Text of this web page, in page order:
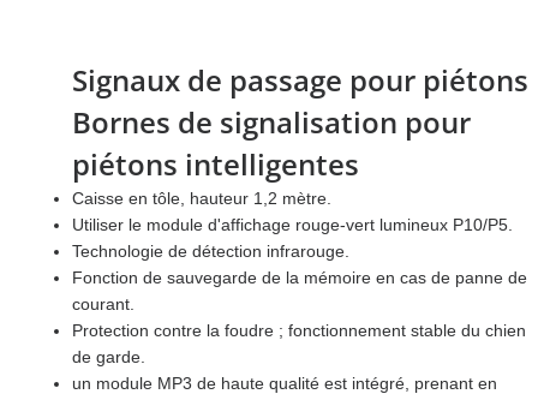
Signaux de passage pour piétons
Bornes de signalisation pour
piétons intelligentes
Caisse en tôle, hauteur 1,2 mètre.
Utiliser le module d'affichage rouge-vert lumineux P10/P5.
Technologie de détection infrarouge.
Fonction de sauvegarde de la mémoire en cas de panne de
courant.
Protection contre la foudre ; fonctionnement stable du chien
de garde.
un module MP3 de haute qualité est intégré, prenant en